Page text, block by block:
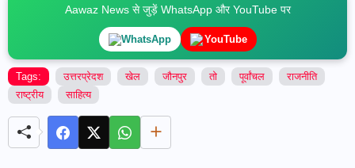
Aawaz News से जुड़ें WhatsApp और YouTube पर
WhatsApp YouTube
Tags: उत्तरप्रेदश खेल जौनपुर तो पूर्वांचल
राजनीति
राष्ट्रीय
साहित्य